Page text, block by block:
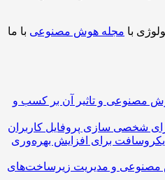
با مجله هوش مصنوعیبا ما
و تاثیر آن بر کسب و
شخصی سازی پروفایل کاربران
برای افزایش بهره‌وری
و مدیریت زیرساخت‌های